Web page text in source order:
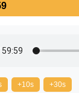
+10s +30s